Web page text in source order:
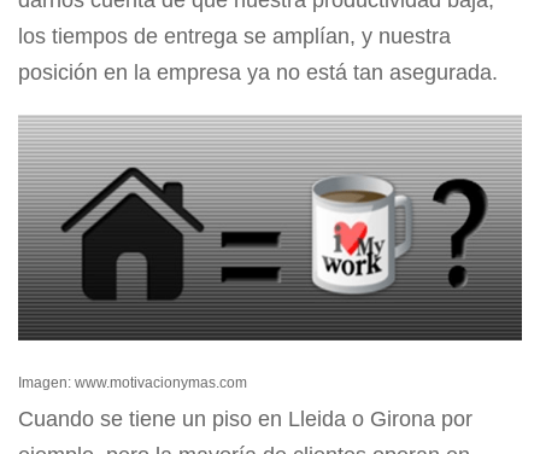
los tiempos de entrega se amplían, y nuestra
posición en la empresa ya no está tan asegurada.
Imagen: www.motivacionymas.com
Cuando se tiene un piso en Lleida o Girona por